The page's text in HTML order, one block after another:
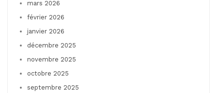
mars 2026
février 2026
janvier 2026
décembre 2025
novembre 2025
octobre 2025
septembre 2025